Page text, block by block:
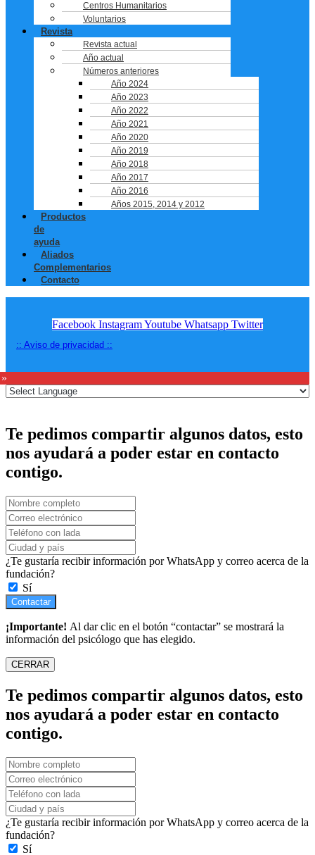
Centros Humanitarios
Voluntarios
Revista
Revista actual
Año actual
Números anteriores
Año 2024
Año 2023
Año 2022
Año 2021
Año 2020
Año 2019
Año 2018
Año 2017
Año 2016
Años 2015, 2014 y 2012
Productos
de
ayuda
Aliados
Complementarios
Contacto
Facebook InstagramYoutube Whatsapp Twitter
:: Aviso de privacidad ::
Te pedimos compartir algunos datos, esto
nos ayudará a poder estar en contacto
contigo.
¿Te gustaría recibir información por WhatsApp y correo acerca de la
fundación?
Sí
Contactar
¡Importante! Al dar clic en el botón “contactar” se mostrará la
información del psicólogo que has elegido.
CERRAR
Te pedimos compartir algunos datos, esto
nos ayudará a poder estar en contacto
contigo.
¿Te gustaría recibir información por WhatsApp y correo acerca de la
fundación?
Sí